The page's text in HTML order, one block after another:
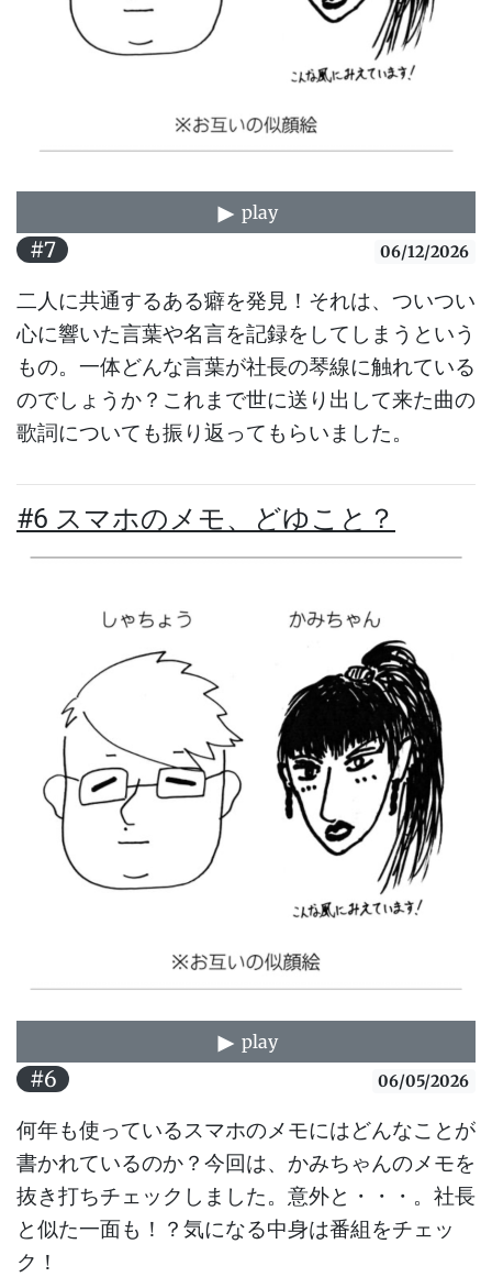
play
#7 06/12/2026
二人に共通するある癖を発見！それは、ついつい
心に響いた言葉や名言を記録をしてしまうという
もの。一体どんな言葉が社長の琴線に触れている
のでしょうか？これまで世に送り出して来た曲の
歌詞についても振り返ってもらいました。
#6 スマホのメモ、どゆこと？
play
#6 06/05/2026
何年も使っているスマホのメモにはどんなことが
書かれているのか？今回は、かみちゃんのメモを
抜き打ちチェックしました。意外と・・・。社長
と似た一面も！？気になる中身は番組をチェッ
ク！